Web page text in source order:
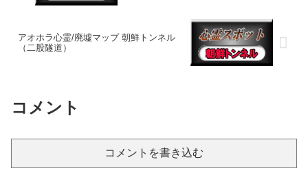
アオホラ心霊/廃墟マップ 朝鮮トンネル
（二股隧道）
コメント
コメントを書き込む